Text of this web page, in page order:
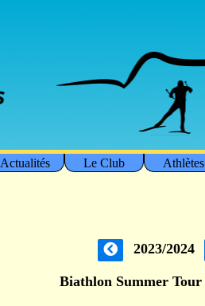
Actualités Le Club Athlètes
2023/2024
Biathlon Summer Tour